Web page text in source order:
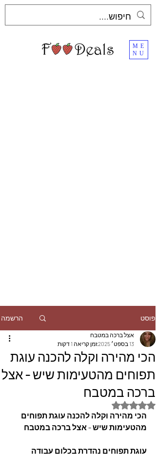
ME
NU
פוסט הרשמה
הכי מהירה וקלה להכנה עוגת
תפוחים מהטעימות שיש - אצל
ברכה במטבח
אצל ברכה במטבח
13 בספט׳ 2025
זמן קריאה 1 דקות
דירוג של NaN מתוך 5 כוכבים
הכי מהירה וקלה להכנה עוגת תפוחים
מהטעימות שיש - אצל ברכה במטבח
עוגת תפוחים נהדרת בכלום עבודה